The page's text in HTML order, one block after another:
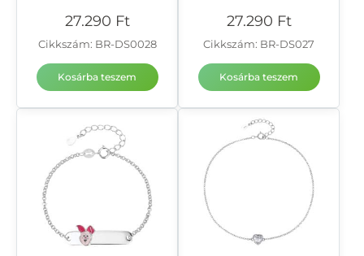
27.290 Ft
Cikkszám: BR-DS0028
Kosárba teszem
27.290 Ft
Cikkszám: BR-DS027
Kosárba teszem